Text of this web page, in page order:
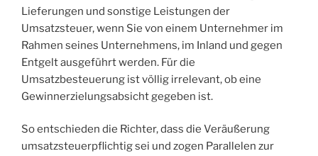
Lieferungen und sonstige Leistungen der
Umsatzsteuer, wenn Sie von einem Unternehmer im
Rahmen seines Unternehmens, im Inland und gegen
Entgelt ausgeführt werden. Für die
Umsatzbesteuerung ist völlig irrelevant, ob eine
Gewinnerzielungsabsicht gegeben ist.
So entschieden die Richter, dass die Veräußerung
umsatzsteuerpflichtig sei und zogen Parallelen zur